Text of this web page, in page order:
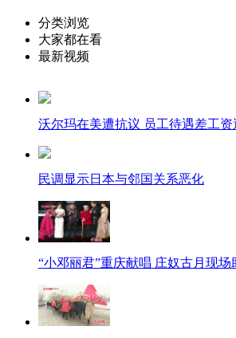
分类浏览
大家都在看
最新视频
沃尔玛在美遭抗议 员工待遇差工资
民调显示日本与邻国关系恶化
“小邓丽君”重庆献唱 庄奴古月现场